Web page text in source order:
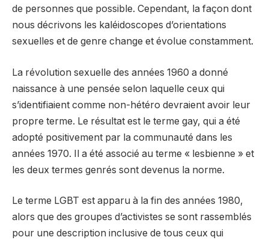
de personnes que possible. Cependant, la façon dont
nous décrivons les kaléidoscopes d’orientations
sexuelles et de genre change et évolue constamment.
La révolution sexuelle des années 1960 a donné
naissance à une pensée selon laquelle ceux qui
s’identifiaient comme non-hétéro devraient avoir leur
propre terme. Le résultat est le terme gay, qui a été
adopté positivement par la communauté dans les
années 1970. Il a été associé au terme « lesbienne » et
les deux termes genrés sont devenus la norme.
Le terme LGBT est apparu à la fin des années 1980,
alors que des groupes d’activistes se sont rassemblés
pour une description inclusive de tous ceux qui